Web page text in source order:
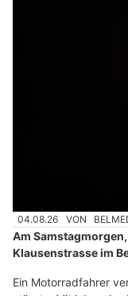
04.08.26 VON
Am
Klausenstrasse im
Ein Motorradfahrer